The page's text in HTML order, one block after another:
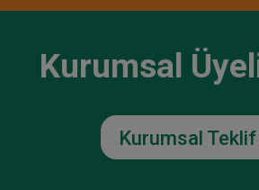
Kurumsal
Kurumsal Teklif